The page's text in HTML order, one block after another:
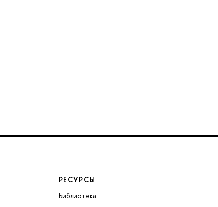
РЕСУРСЫ
Библиотека